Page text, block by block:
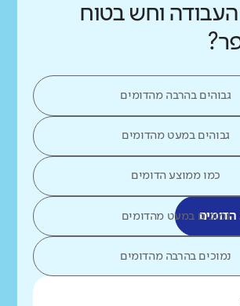
וחש בטוח
גבוהים בהרבה מהדומים
גבוהים במעט מהדומים
כמו ממוצע הדומים
הדומים
נמוכים במעט מהדומים
נמוכים בהרבה מהדומים